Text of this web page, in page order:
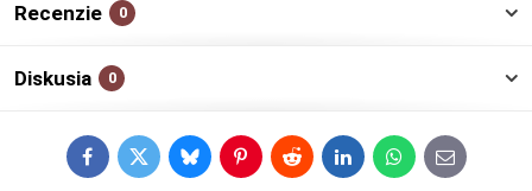
Recenzie 0
Diskusia 0
FacebookTwitterBlueskyPinterestRedditLinkedInWhatsApp
E-
mail